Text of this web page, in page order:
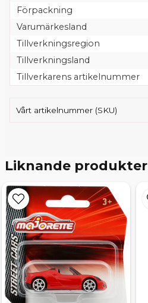
Förpackning
Varumärkesland
Tillverkningsregion
Tillverkningsland
Tillverkarens artikelnummer
Vårt artikelnummer (SKU)
Liknande produkter